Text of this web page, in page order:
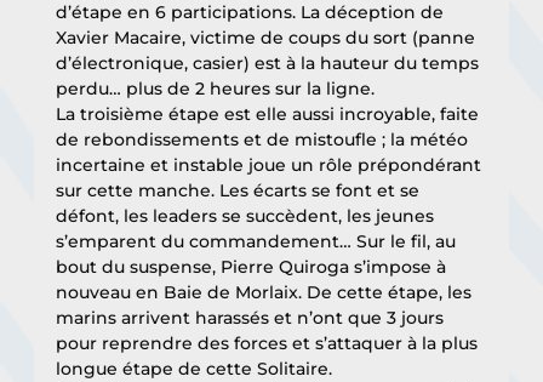
d’étape en 6 participations. La déception de
Xavier Macaire, victime de coups du sort (panne
d’électronique, casier) est à la hauteur du temps
perdu… plus de 2 heures sur la ligne.
La troisième étape est elle aussi incroyable, faite
de rebondissements et de mistoufle ; la météo
incertaine et instable joue un rôle prépondérant
sur cette manche. Les écarts se font et se
défont, les leaders se succèdent, les jeunes
s’emparent du commandement… Sur le fil, au
bout du suspense, Pierre Quiroga s’impose à
nouveau en Baie de Morlaix. De cette étape, les
marins arrivent harassés et n’ont que 3 jours
pour reprendre des forces et s’attaquer à la plus
longue étape de cette Solitaire.